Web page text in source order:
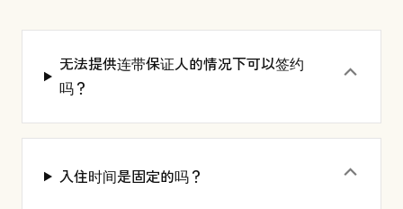
无法提供连带保证人的情况下可以签约
吗？
⌃
入住时间是固定的吗？ ⌃